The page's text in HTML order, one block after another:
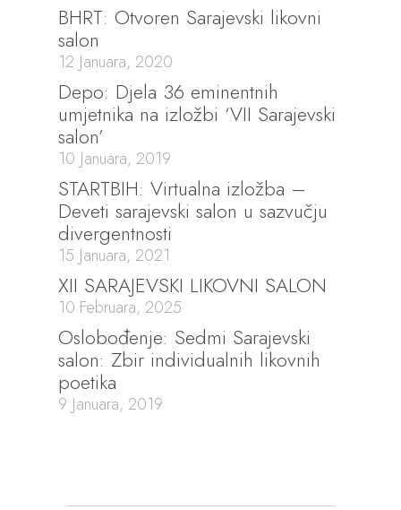
BHRT: Otvoren Sarajevski likovni
salon
12 Januara, 2020
Depo: Djela 36 eminentnih
umjetnika na izložbi ‘VII Sarajevski
salon’
10 Januara, 2019
STARTBIH: Virtualna izložba –
Deveti sarajevski salon u sazvučju
divergentnosti
15 Januara, 2021
XII SARAJEVSKI LIKOVNI SALON
10 Februara, 2025
Oslobođenje: Sedmi Sarajevski
salon: Zbir individualnih likovnih
poetika
9 Januara, 2019